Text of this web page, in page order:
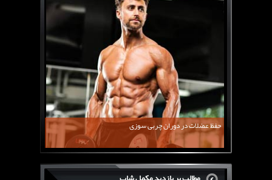
حفظ عضلات در دوران چربی سوزی
سرگی کنستانس چگونه بر روی بازو های فوق العاده...
روش های افزایش پیک بازو
فارماتون چیست؟
کلن بوترول Clenbuterol
CJC1295 | سی جی سی 1295
11 توصیه برای کاهش اشتها
معرفی یک برنامه غذایی جامع برای افزایش قد
چربی سوزی با چای سبز
بیوگرافی علی تبریزی
منابع پروتئینی غیر گوشتی